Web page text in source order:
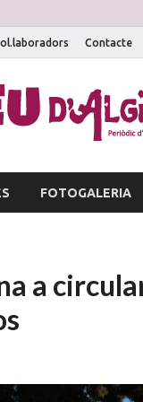
Contacte
FOTOGALERIA
a